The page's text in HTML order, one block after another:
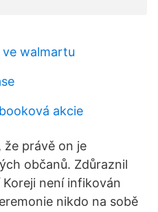
walmartu
akcie
právě on je
občanů. Zdůraznil
není infikován
nikdo na sobě